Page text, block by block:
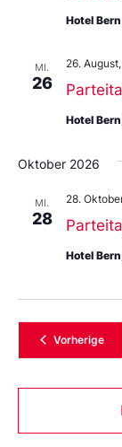
Hotel Bern
MI.
26
26.
Hotel
Oktober 2026
MI.
28
28.
Hotel
Vorherige